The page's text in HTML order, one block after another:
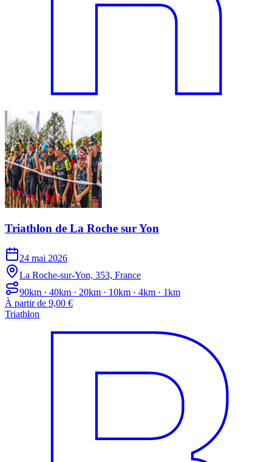
Triathlon de La Roche sur Yon
24 mai 2026
La Roche-sur-Yon, 353, France
90km · 40km · 20km · 10km · 4km · 1km
À partir de 9,00 €
Triathlon